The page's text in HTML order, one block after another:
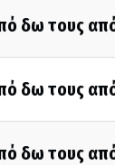
δω τους
δω τους
δω τους